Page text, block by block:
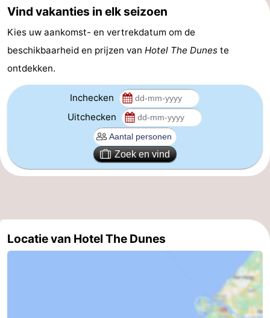
Route
-
Parkeren
Reisboekenwinkel
Nieuws
adressen
Regio
Duiveland
-
Vind vakanties in elk seizoen
Kies uw aankomst- en vertrekdatum om de
beschikbaarheid en prijzen van Hotel The Dunes te
ontdekken.
Inchecken
Uitchecken
Zoek en vind
Locatie van Hotel The Dunes